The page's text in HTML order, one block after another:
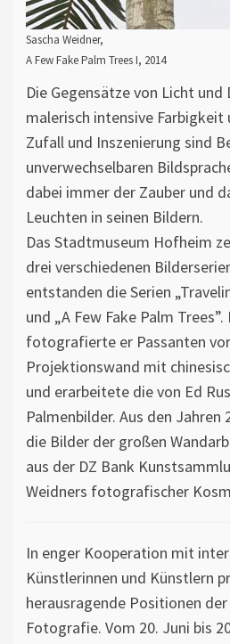
Sascha Weidner,
A Few Fake Palm Trees I, 2014
Die Gegensätze von Licht und
malerisch intensive Farbigkeit
Zufall und Inszenierung sind
unverwechselbaren
dabei immer der Zauber und
Leuchten in seinen Bildern.
Das Stadtmuseum Hofheim
drei verschiedenen
entstanden die Serien
und „A Few Fake Palm
fotografierte er Passanten
Projektionswand mit
und erarbeitete die von Ed
Palmenbilder. Aus den Jahren
die Bilder der großen
aus der DZ Bank
Weidners fotografischer
In enger Kooperation mit
Künstlerinnen und Künstlern
herausragende Positionen
Fotografie. Vom 20. Juni bis